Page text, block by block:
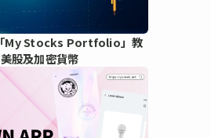
My Stocks Portfolio」教
股及加密貨幣